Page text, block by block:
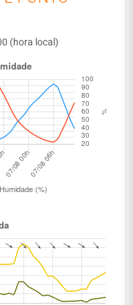
(hora local)